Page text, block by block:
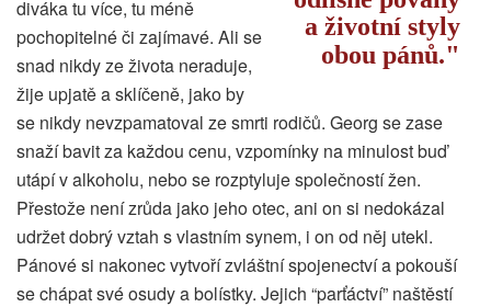
a životní styly
obou pánů.
diváka tu více, tu méně
pochopitelné či zajímavé. Ali se
snad nikdy ze života neraduje,
žije upjatě a sklíčeně, jako by
se nikdy nevzpamatoval ze smrti rodičů. Georg se zase
snaží bavit za každou cenu, vzpomínky na minulost buď
utápí v alkoholu, nebo se rozptyluje společností žen.
Přestože není zrůda jako jeho otec, ani on si nedokázal
udržet dobrý vztah s vlastním synem, i on od něj utekl.
Pánové si nakonec vytvoří zvláštní spojenectví a pokouší
se chápat své osudy a bolístky. Jejich “parťáctví” naštěstí